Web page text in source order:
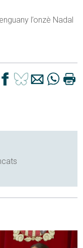
l’onzè Nadal